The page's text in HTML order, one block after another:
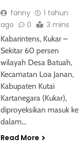
fanny
1 tahun
ago
0 3 mins
Kabarintens, Kukar –
Sekitar 60 persen
wilayah Desa Batuah,
Kecamatan Loa Janan,
Kabupaten Kutai
Kartanegara (Kukar),
diproyeksikan masuk ke
dalam…
Read More